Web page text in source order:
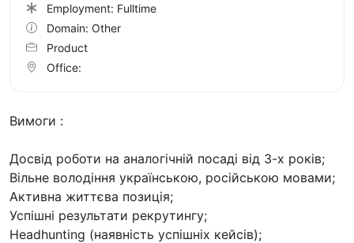
Вимоги :
Досвід роботи на аналогічній посаді від 3-х років;
Вільне володіння українською, російською мовами;
Активна життєва позиція;
Успішні результати рекрутингу;
Headhunting (наявність успішніх кейсів);
Employment: Fulltime
Domain: Other
Product
Office: